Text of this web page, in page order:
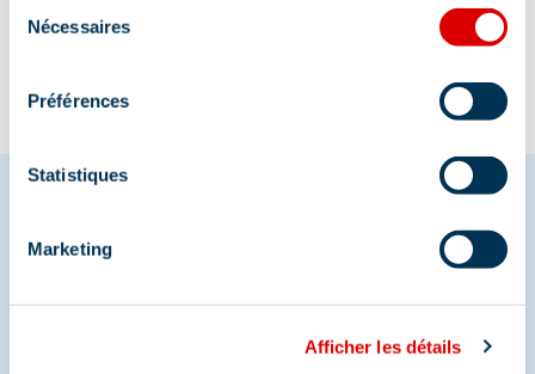
Nécessaires
Préférences
Statistiques
Marketing
Afficher les détails
Deel je momenten in
Méribel
En we zijn ook te vinden op de sociale media